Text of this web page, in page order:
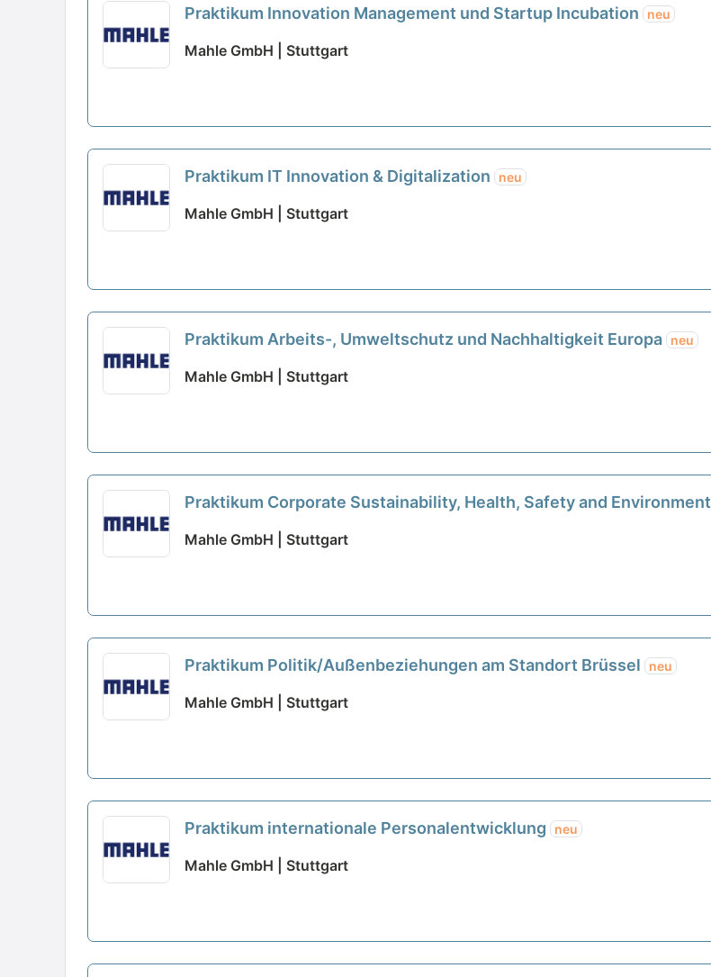
Praktikum Innovation Management und Startup Incubation neu
Mahle GmbH | Stuttgart
Praktikum IT Innovation & Digitalization neu
Mahle GmbH | Stuttgart
Praktikum Arbeits-, Umweltschutz und Nachhaltigkeit Europa neu
Mahle GmbH | Stuttgart
Praktikum Corporate Sustainability, Health, Safety and Environment
Mahle GmbH | Stuttgart
Praktikum Politik/Außenbeziehungen am Standort Brüssel neu
Mahle GmbH | Stuttgart
Praktikum internationale Personalentwicklung neu
Mahle GmbH | Stuttgart